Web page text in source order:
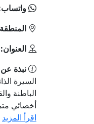
العنوان:
نبذة
السيرة
الباطنة
أخصائي
اقرأ المزيد